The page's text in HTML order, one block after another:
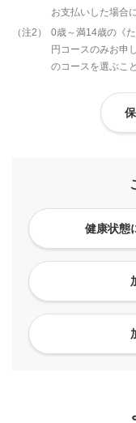
お支払いした場合
（注2）
0歳～満14歳の《
円コースのみお申
のコースを選ぶこ
健康状態